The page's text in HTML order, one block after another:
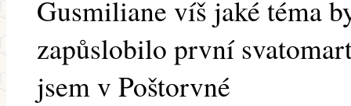
Gusmiliane víš jaké téma
zapůslobilo první
jsem v Poštorvné